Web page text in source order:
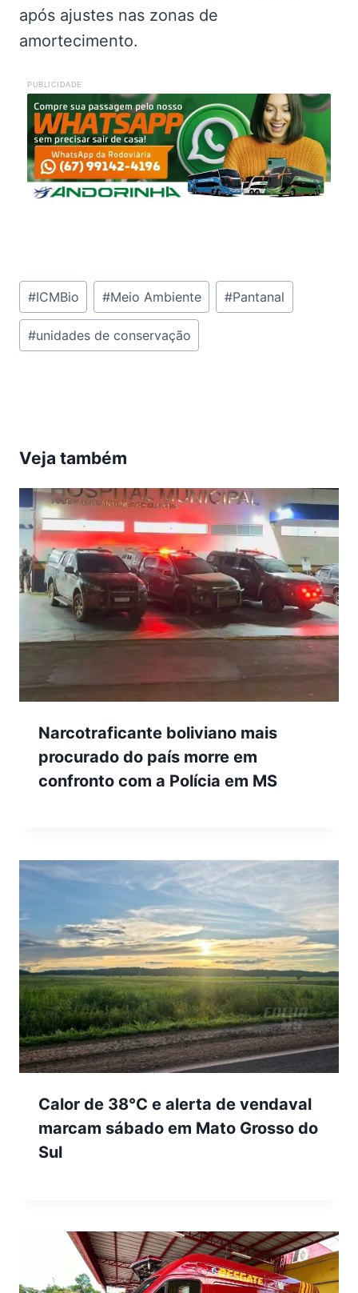
após ajustes nas zonas de
amortecimento.
PUBLICIDADE
Tags
do
Post:
#ICMBio #Meio Ambiente #Pantanal
#unidades de conservação
Veja também
Narcotraficante boliviano mais
procurado do país morre em
confronto com a Polícia em MS
Calor de 38°C e alerta de vendaval
marcam sábado em Mato Grosso do
Sul